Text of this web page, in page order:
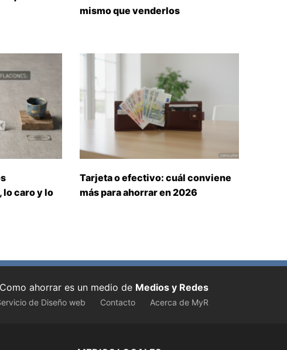
mismo que venderlos
lo caro y lo
Tarjeta o efectivo: cuál conviene
más para ahorrar en 2026
Como ahorrar es un medio de Medios y Redes
de Diseño web Contacto Acerca de MyR